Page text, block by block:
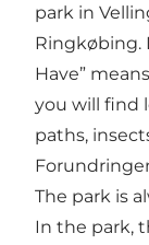
park in
Ringkøbing.
Have”
you will find
paths,
The park is
In the park,